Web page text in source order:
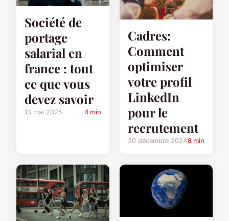
Société de
portage
salarial en
france : tout
ce que vous
devez savoir
13 mai 2025 4 min
Cadres:
Comment
optimiser
votre profil
LinkedIn
pour le
recrutement
20 décembre 20248 min